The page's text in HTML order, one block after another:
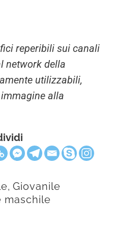
reperibili sui canali
network della
utilizzabili,
alla
,Giovanile
maschile